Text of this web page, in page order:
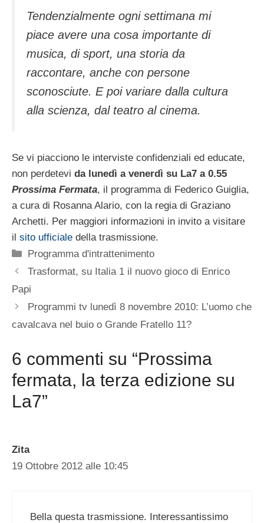
Tendenzialmente ogni settimana mi
piace avere una cosa importante di
musica, di sport, una storia da
raccontare, anche con persone
sconosciute. E poi variare dalla cultura
alla scienza, dal teatro al cinema.
Se vi piacciono le interviste confidenziali ed educate,
non perdetevi da lunedì a venerdì su La7 a 0.55
Prossima Fermata, il programma di Federico Guiglia,
a cura di Rosanna Alario, con la regia di Graziano
Archetti. Per maggiori informazioni in invito a visitare
il sito ufficiale della trasmissione.
Categorie
Programma d'intrattenimento
Trasformat, su Italia 1 il nuovo gioco di Enrico
Papi
Programmi tv lunedì 8 novembre 2010: L’uomo che
cavalcava nel buio o Grande Fratello 11?
6 commenti su “Prossima
fermata, la terza edizione su
La7”
Zita
19 Ottobre 2012 alle 10:45
Bella questa trasmissione. Interessantissimo